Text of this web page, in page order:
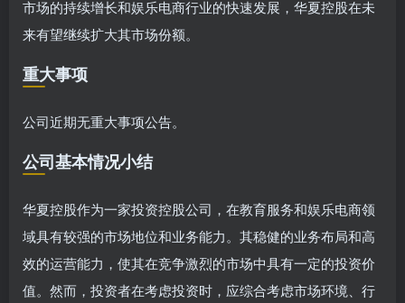
市场的持续增长和娱乐电商行业的快速发展，华夏控股在未
来有望继续扩大其市场份额。
重大事项
公司近期无重大事项公告。
公司基本情况小结
华夏控股作为一家投资控股公司，在教育服务和娱乐电商领
域具有较强的市场地位和业务能力。其稳健的业务布局和高
效的运营能力，使其在竞争激烈的市场中具有一定的投资价
值。然而，投资者在考虑投资时，应综合考虑市场环境、行